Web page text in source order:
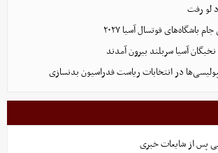
لو رفت
باشگاه‌های فوتسال آسیا ۲۰۲۷
در انتخابات ریاست فدراسیون بدنسازی
پس از شایعات خبری